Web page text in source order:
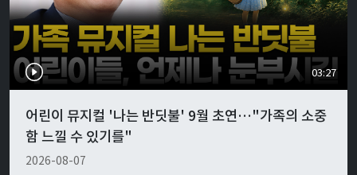
03:27
어린이 뮤지컬 '나는 반딧불' 9월 초연…"가족의 소중
함 느낄 수 있기를"
2026-08-07